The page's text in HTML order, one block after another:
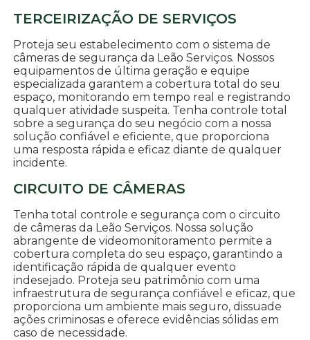
TERCEIRIZAÇÃO DE SERVIÇOS
Proteja seu estabelecimento com o sistema de
câmeras de segurança da Leão Serviços. Nossos
equipamentos de última geração e equipe
especializada garantem a cobertura total do seu
espaço, monitorando em tempo real e registrando
qualquer atividade suspeita. Tenha controle total
sobre a segurança do seu negócio com a nossa
solução confiável e eficiente, que proporciona
uma resposta rápida e eficaz diante de qualquer
incidente.
CIRCUITO DE CÂMERAS
Tenha total controle e segurança com o circuito
de câmeras da Leão Serviços. Nossa solução
abrangente de videomonitoramento permite a
cobertura completa do seu espaço, garantindo a
identificação rápida de qualquer evento
indesejado. Proteja seu patrimônio com uma
infraestrutura de segurança confiável e eficaz, que
proporciona um ambiente mais seguro, dissuade
ações criminosas e oferece evidências sólidas em
caso de necessidade.